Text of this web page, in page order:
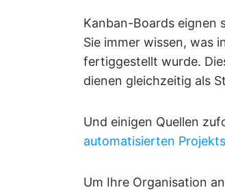
Kanban-Boards eignen
Sie immer wissen, was
fertiggestellt wurde.
dienen gleichzeitig als
Und einigen Quellen
automatisierten
Um Ihre Organisation